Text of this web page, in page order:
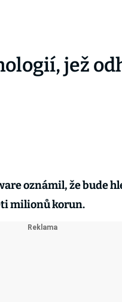
jež
oznámil, že bude
milionů korun.